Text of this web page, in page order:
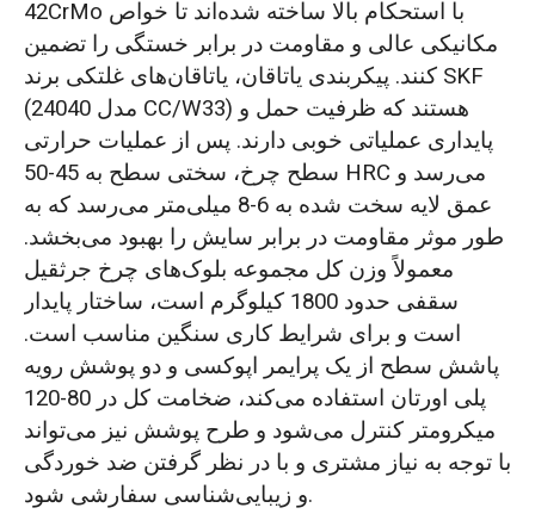
42CrMo با استحکام بالا ساخته شده‌اند تا خواص
مکانیکی عالی و مقاومت در برابر خستگی را تضمین
کنند. پیکربندی یاتاقان، یاتاقان‌های غلتکی برند SKF
(مدل 24040 CC/W33) هستند که ظرفیت حمل و
پایداری عملیاتی خوبی دارند. پس از عملیات حرارتی
سطح چرخ، سختی سطح به 45-50 HRC می‌رسد و
عمق لایه سخت شده به 6-8 میلی‌متر می‌رسد که به
طور موثر مقاومت در برابر سایش را بهبود می‌بخشد.
معمولاً وزن کل مجموعه بلوک‌های چرخ جرثقیل
سقفی حدود 1800 کیلوگرم است، ساختار پایدار
است و برای شرایط کاری سنگین مناسب است.
پاشش سطح از یک پرایمر اپوکسی و دو پوشش رویه
پلی اورتان استفاده می‌کند، ضخامت کل در 80-120
میکرومتر کنترل می‌شود و طرح پوشش نیز می‌تواند
با توجه به نیاز مشتری و با در نظر گرفتن ضد خوردگی
و زیبایی‌شناسی سفارشی شود.